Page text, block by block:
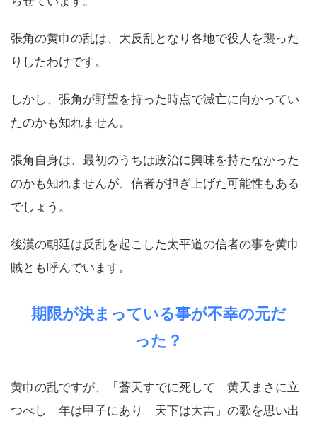
張角の黄巾の乱は、大反乱となり各地で役人を襲った
りしたわけです。
しかし、張角が野望を持った時点で滅亡に向かってい
たのかも知れません。
張角自身は、最初のうちは政治に興味を持たなかった
のかも知れませんが、信者が担ぎ上げた可能性もある
でしょう。
後漢の朝廷は反乱を起こした太平道の信者の事を黄巾
賊とも呼んでいます。
期限が決まっている事が不幸の元だ
った？
黄巾の乱ですが、「蒼天すでに死して 黄天まさに立
つべし 年は甲子にあり 天下は大吉」の歌を思い出